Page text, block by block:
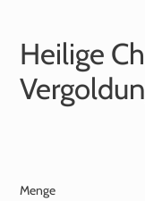
Heilige
Menge